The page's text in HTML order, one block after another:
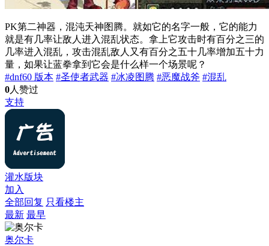
PK第二神器，混沌天神图腾。就如它的名字一般，它的能力
就是有几率让敌人进入混乱状态。拿上它攻击时有百分之三的
几率进入混乱，攻击混乱敌人又有百分之五十几率增加五十力
量，如果让蓝拳拿到它会是什么样一个场景呢？
#dnf60 版本 #圣使者武器 #冰凌图腾 #恶魔战斧 #混乱
0人赞过
支持
灌水版块
加入
全部回复 只看楼主
最新 最早
奥尔卡